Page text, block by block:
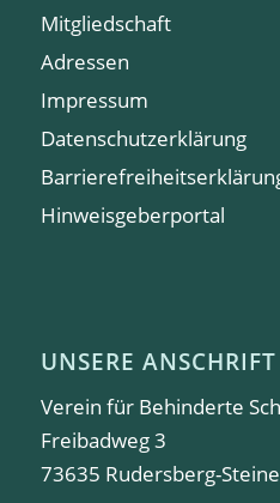
Mitgliedschaft
Adressen
Impressum
Datenschutzerklärung
Hinweisgeberportal
UNSERE ANSCHRIFT
Verein für Behinderte
Freibadweg 3
73635 Rudersberg-